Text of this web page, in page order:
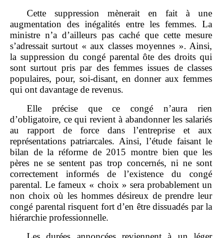
Cette suppression mènerait en fait à une
augmentation des inégalités entre les femmes. La
ministre n’a d’ailleurs pas caché que cette mesure
s’adressait surtout « aux classes moyennes ». Ainsi,
la suppression du congé parental ôte des droits qui
sont surtout pris par des femmes issues de classes
populaires, pour, soi‑disant, en donner aux femmes
qui ont davantage de revenus.
Elle précise que ce congé n’aura rien
d’obligatoire, ce qui revient à abandonner les salariés
au rapport de force dans l’entreprise et aux
représentations patriarcales. Ainsi, l’étude faisant le
bilan de la réforme de 2015 montre bien que les
pères ne se sentent pas trop concernés, ni ne sont
correctement informés de l’existence du congé
parental. Le fameux « choix » sera probablement un
non choix où les hommes désireux de prendre leur
congé parental risquent fort d’en être dissuadés par la
hiérarchie professionnelle.